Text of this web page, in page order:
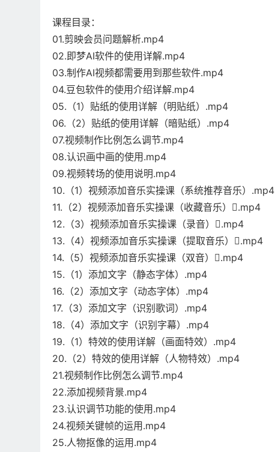
课程目录：
01.剪映会员问题解析.mp4
02.即梦AI软件的使用详解.mp4
03.制作AI视频都需要用到那些软件.mp4
04.豆包软件的使用介绍详解.mp4
05.（1）贴纸的使用详解（明贴纸）.mp4
06.（2）贴纸的使用详解（暗贴纸）.mp4
07.视频制作比例怎么调节.mp4
08.认识画中画的使用.mp4
09.视频转场的使用说明.mp4
10.（1）视频添加音乐实操课（系统推荐音乐）.mp4
11.（2）视频添加音乐实操课（收藏音乐）.mp4
12.（3）视频添加音乐实操课（录音）.mp4
13.（4）视频添加音乐实操课（提取音乐）.mp4
14.（5）视频添加音乐实操课（双音）.mp4
15.（1）添加文字（静态字体）.mp4
16.（2）添加文字（动态字体）.mp4
17.（3）添加文字（识别歌词）.mp4
18.（4）添加文字（识别字幕）.mp4
19.（1）特效的使用详解（画面特效）.mp4
20.（2）特效的使用详解（人物特效）.mp4
21.视频制作比例怎么调节.mp4
22.添加视频背景.mp4
23.认识调节功能的使用.mp4
24.视频关键帧的运用.mp4
25.人物抠像的运用.mp4